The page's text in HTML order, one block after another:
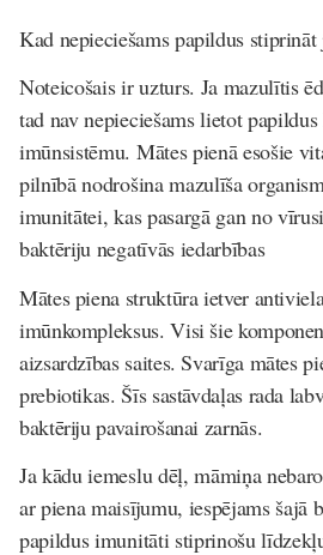
Kad nepieciešams papildus
Noteicošais ir uzturs. Ja mazulītis
tad nav nepieciešams lietot
imūnsistēmu. Mātes pienā esošie
pilnībā nodrošina mazulīša
imunitātei, kas pasargā gan no
baktēriju negatīvās iedarbības
Mātes piena struktūra ietver
imūnkompleksus. Visi šie
aizsardzības saites. Svarīga mātes
prebiotikas. Šīs sastāvdaļas rada
baktēriju pavairošanai zarnās.
Ja kādu iemeslu dēļ, māmiņa
ar piena maisījumu, iespējams šajā
papildus imunitāti stiprinošu